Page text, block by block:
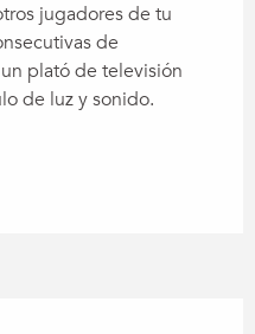
jugadores de tu
de
plató de televisión
de luz y sonido.